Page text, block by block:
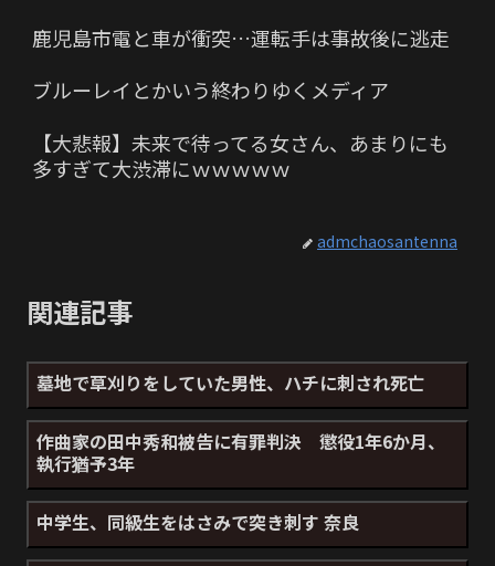
鹿児島市電と車が衝突…運転手は事故後に逃走
ブルーレイとかいう終わりゆくメディア
【大悲報】未来で待ってる女さん、あまりにも
多すぎて大渋滞にｗｗｗｗｗ
admchaosantenna
関連記事
墓地で草刈りをしていた男性、ハチに刺され死亡
作曲家の田中秀和被告に有罪判決 懲役1年6か月、
執行猶予3年
中学生、同級生をはさみで突き刺す 奈良